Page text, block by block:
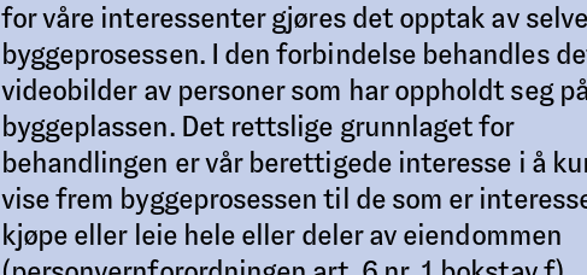
for våre interessenter gjøres det opptak av selve
byggeprosessen. I den forbindelse behandles
videobilder av personer som har oppholdt seg
byggeplassen. Det rettslige grunnlaget for
behandlingen er vår berettigede interesse i å
vise frem byggeprosessen til de som er
kjøpe eller leie hele eller deler av eiendommen